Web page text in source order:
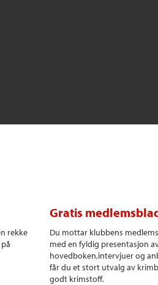
rekke
Gratis
Du mottar klubbens
med en fyldig presentasjon
hovedboken,intervjuer og
får du et stort utvalg av
godt krimstoff.